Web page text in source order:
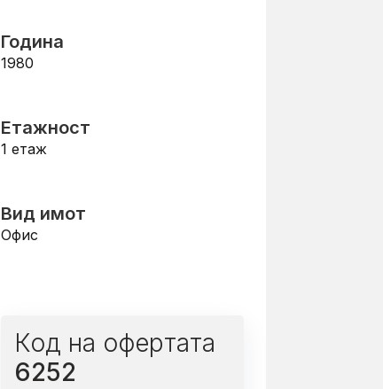
Година
1980
Етажност
1 етаж
Вид имот
Офис
Код на офертата
6252